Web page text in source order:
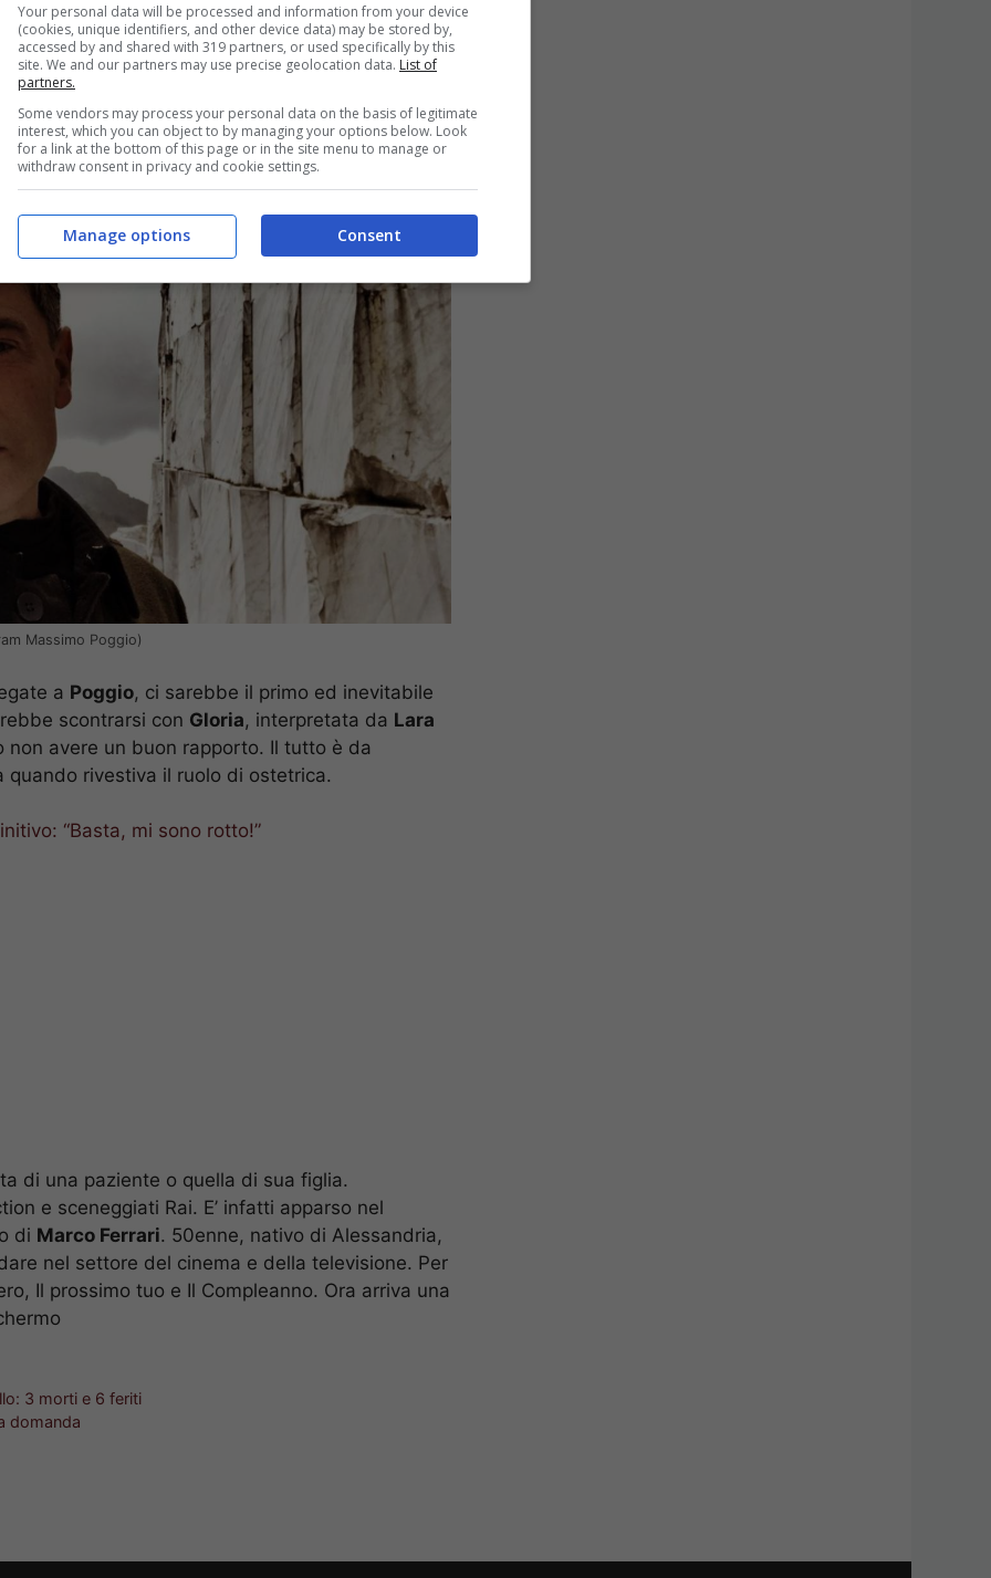
Massimo Poggio)
a Poggio, ci sarebbe il primo ed inevitabile
scontrarsi con Gloria, interpretata da Lara
non avere un buon rapporto. Il tutto è da
rivestiva il ruolo di ostetrica.
“Basta, mi sono rotto!”
di una paziente o quella di sua figlia.
e sceneggiati Rai. E’ infatti apparso nel
di Marco Ferrari. 50enne, nativo di Alessandria,
nel settore del cinema e della televisione. Per
Il prossimo tuo e Il Compleanno. Ora arriva una
3 morti e 6 feriti
domanda
Your personal data will be processed and information from your device
(cookies, unique identifiers, and other device data) may be stored by,
accessed by and shared with 319 partners, or used specifically by this
site. We and our partners may use precise geolocation data. List of
partners.
Some vendors may process your personal data on the basis of legitimate
interest, which you can object to by managing your options below. Look
for a link at the bottom of this page or in the site menu to manage or
withdraw consent in privacy and cookie settings.
Consent
Manage options